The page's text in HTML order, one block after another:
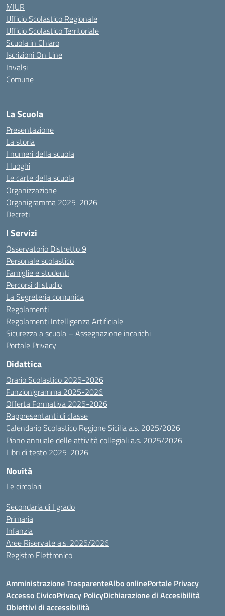
MIUR
Ufficio Scolastico Regionale
Ufficio Scolastico Territoriale
Scuola in Chiaro
Iscrizioni On Line
Invalsi
Comune
La Scuola
Presentazione
La storia
I numeri della scuola
I luoghi
Le carte della scuola
Organizzazione
Organigramma 2025-2026
Decreti
I Servizi
Osservatorio Distretto 9
Personale scolastico
Famiglie e studenti
Percorsi di studio
La Segreteria comunica
Regolamenti
Regolamenti Intelligenza Artificiale
Sicurezza a scuola – Assegnazione incarichi
Portale Privacy
Didattica
Orario Scolastico 2025-2026
Funzionigramma 2025-2026
Offerta Formativa 2025-2026
Rappresentanti di classe
Calendario Scolastico Regione Sicilia a.s. 2025/2026
Piano annuale delle attività collegiali a.s. 2025/2026
Libri di testo 2025-2026
Novità
Le circolari
Secondaria di I grado
Primaria
Infanzia
Aree Riservate a.s. 2025/2026
Registro Elettronico
Amministrazione TrasparenteAlbo onlinePortale Privacy
Accesso CivicoPrivacy PolicyDichiarazione di Accesibilità
Obiettivi di accessibilità